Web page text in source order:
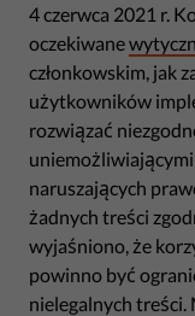
4 czerwca 2021 r.
oczekiwane
członkowskim, jak
użytkowników
rozwiązać
naruszających
żadnych treści
wyjaśniono, że
powinno być
nielegalnych treści.